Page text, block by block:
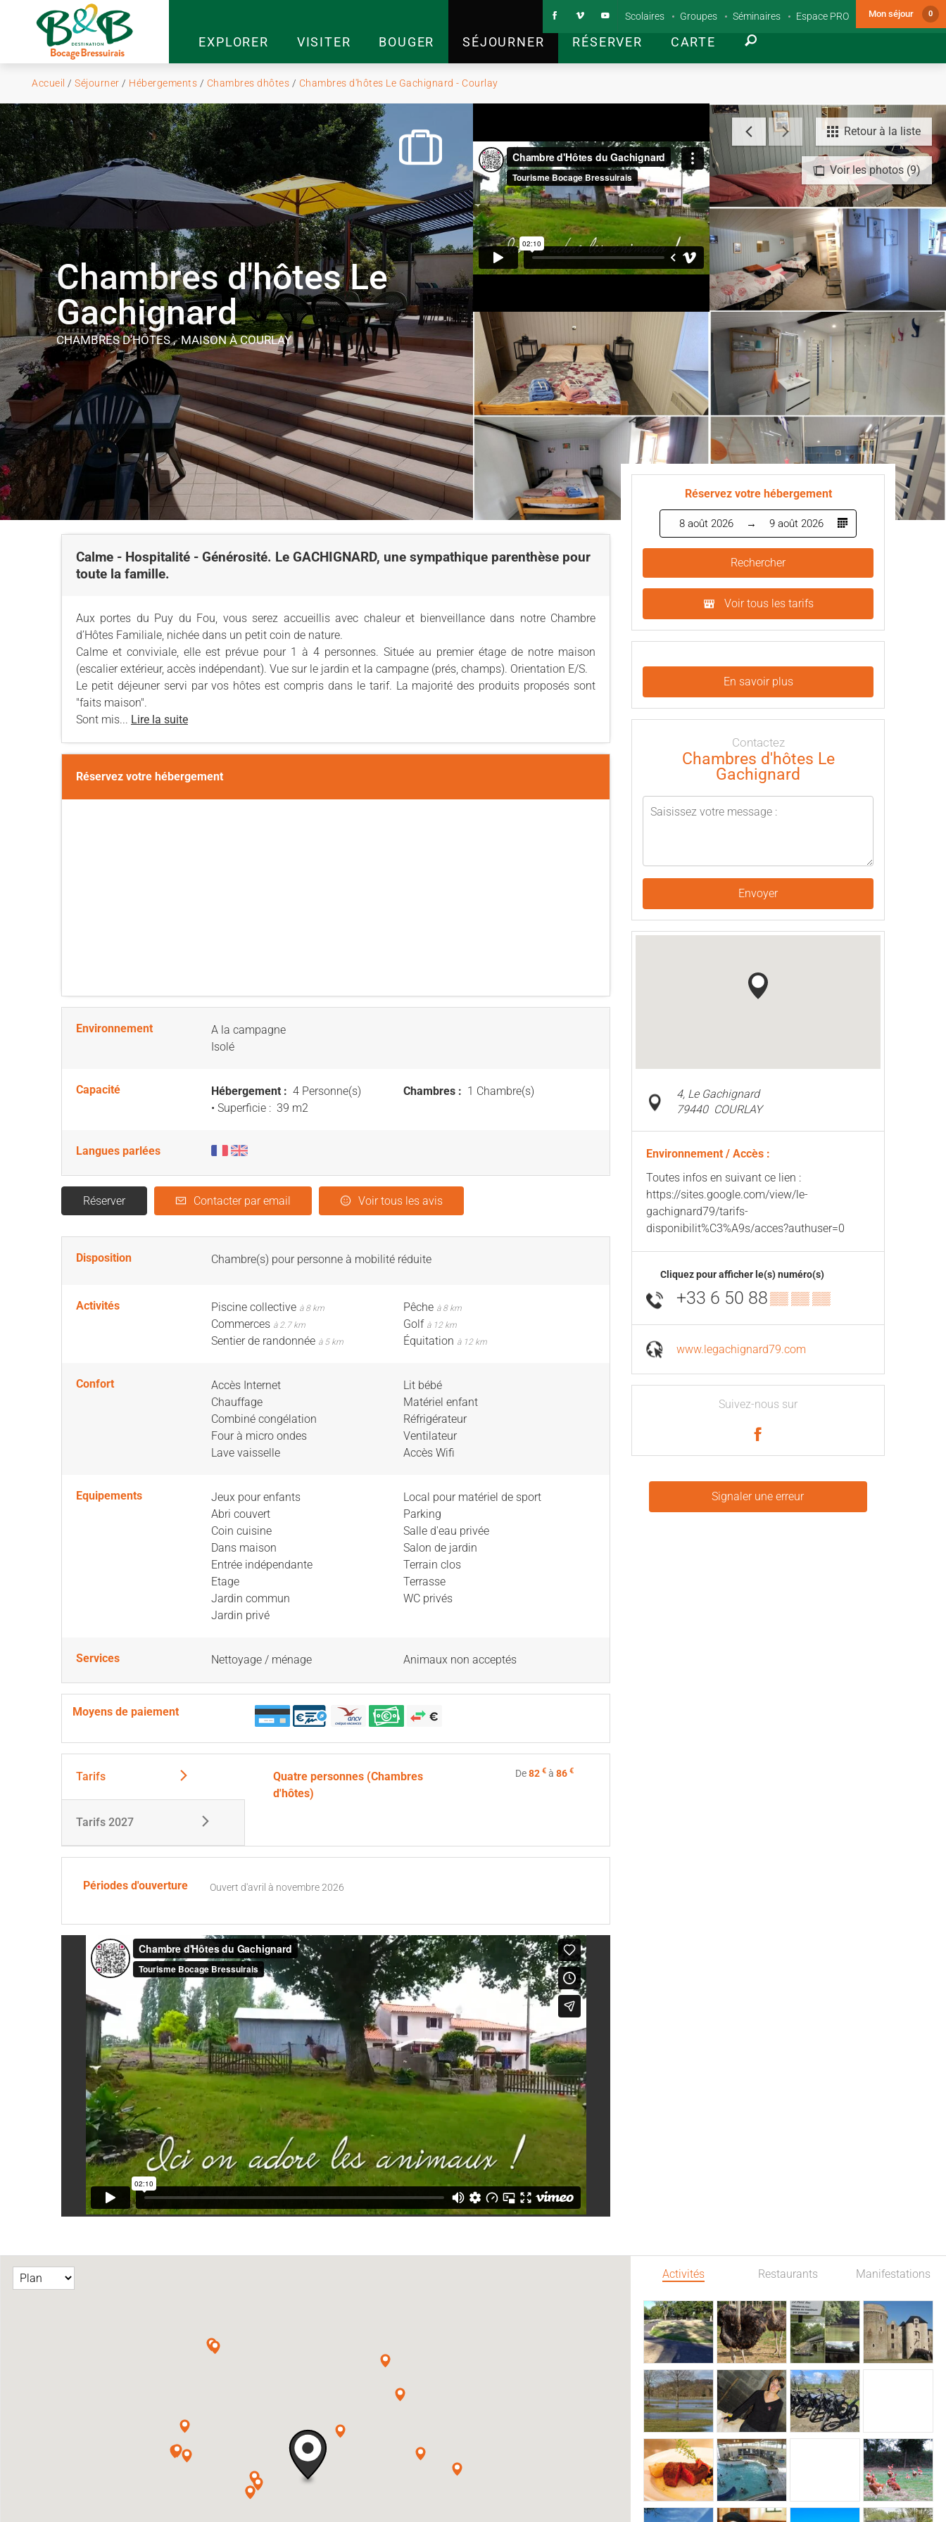
EXPLORER VISITER BOUGER SÉJOURNER RÉSERVER CARTE
Scolaires Groupes Séminaires Espace PRO Mon séjour 0
Accueil / Séjourner / Hébergements / Chambres dhôtes / Chambres d'hôtes Le Gachignard - Courlay
Voir les photos (9)
Retour à la liste
Chambres d'hôtes Le
Gachignard
CHAMBRES D'HÔTES , MAISONÀ COURLAY
Calme - Hospitalité - Générosité. Le GACHIGNARD, une sympathique parenthèse pour
toute la famille.
Aux portes du Puy du Fou, vous serez accueillis avec chaleur et bienveillance dans notre Chambre
d’Hôtes Familiale, nichée dans un petit coin de nature.
Calme et conviviale, elle est prévue pour 1 à 4 personnes. Située au premier étage de notre maison
(escalier extérieur, accès indépendant). Vue sur le jardin et la campagne (prés, champs). Orientation E/S.
Le petit déjeuner servi par vos hôtes est compris dans le tarif. La majorité des produits proposés sont
"faits maison".
Sont mis... Lire la suite
Réservez votre hébergement
Environnement
A la campagne
Isolé
Capacité Hébergement : 4 Personne(s)
• Superficie : 39 m2
Chambres : 1 Chambre(s)
Langues parlées
Réserver Contacter par email Voir tous les avis
Disposition Chambre(s) pour personne à mobilité réduite
Activités Piscine collective à 8 km
Commerces à 2.7 km
Sentier de randonnée à 5 km
Pêche à 8 km
Golf à 12 km
Équitation à 12 km
Confort
Accès Internet
Chauffage
Combiné congélation
Four à micro ondes
Lave vaisselle
Lit bébé
Matériel enfant
Réfrigérateur
Ventilateur
Accès Wifi
Equipements
Jeux pour enfants
Abri couvert
Coin cuisine
Dans maison
Entrée indépendante
Etage
Jardin commun
Jardin privé
Local pour matériel de sport
Parking
Salle d'eau privée
Salon de jardin
Terrain clos
Terrasse
WC privés
Services Nettoyage / ménage Animaux non acceptés
Moyens de paiement
Tarifs
Tarifs 2027
Quatre personnes (Chambres
d'hôtes)
De82 € à86 €
Périodes d'ouverture Ouvert d'avril à novembre 2026
Réservez votre hébergement
8 août 2026 9 août 2026
Rechercher
Voir tous les tarifs
En savoir plus
Contactez
Chambres d'hôtes Le
Gachignard
Envoyer
4, Le Gachignard
79440 COURLAY
Environnement / Accès :
Toutes infos en suivant ce lien :
https://sites.google.com/view/le-
gachignard79/tarifs-
disponibilit%C3%A9s/acces?authuser=0
Cliquez pour afficher le(s) numéro(s)
+33 6 50 88▒▒ ▒▒ ▒▒
www.legachignard79.com
Suivez-nous sur
Signaler une erreur
Activités Restaurants Manifestations